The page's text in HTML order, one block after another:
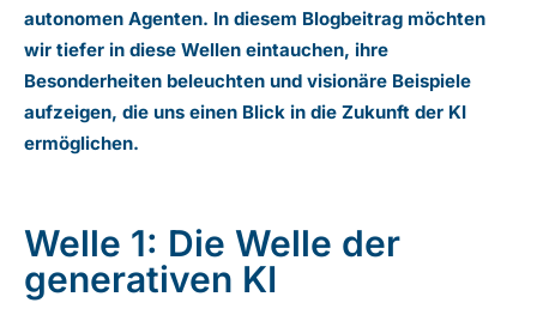
autonomen Agenten. In diesem Blogbeitrag möchten
wir tiefer in diese Wellen eintauchen, ihre
Besonderheiten beleuchten und visionäre Beispiele
aufzeigen, die uns einen Blick in die Zukunft der KI
ermöglichen.
Welle 1: Die Welle der
generativen KI